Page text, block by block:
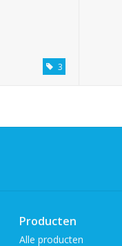
3
Producten
Alle producten